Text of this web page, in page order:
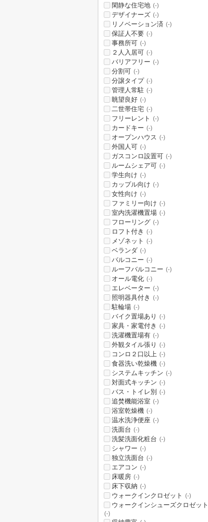
閑静な住宅地 (-)
デザイナーズ (-)
リノベーション済 (-)
保証人不要 (-)
事務所可 (-)
２人入居可 (-)
バリアフリー (-)
分割可 (-)
分譲タイプ (-)
管理人常駐 (-)
眺望良好 (-)
二世帯住宅 (-)
フリーレント (-)
カードキー (-)
オープンハウス (-)
外国人可 (-)
ガスコンロ設置可 (-)
ルームシェア可 (-)
学生向け (-)
カップル向け (-)
女性向け (-)
ファミリー向け (-)
室内洗濯機置場 (-)
フローリング (-)
ロフト付き (-)
メゾネット (-)
ベランダ (-)
バルコニー (-)
ルーフバルコニー (-)
オール電化 (-)
エレベーター (-)
照明器具付き (-)
駐輪場 (-)
バイク置場あり (-)
家具・家電付き (-)
洗濯機置場有 (-)
外観タイル張り (-)
コンロ２口以上 (-)
食器洗い乾燥機 (-)
システムキッチン (-)
対面式キッチン (-)
バス・トイレ別 (-)
追焚機能浴室 (-)
浴室乾燥機 (-)
温水洗浄便座 (-)
洗面台 (-)
洗髪洗面化粧台 (-)
シャワー (-)
独立洗面台 (-)
エアコン (-)
床暖房 (-)
床下収納 (-)
ウォークインクロゼット (-)
ウォークインシューズクロゼット
(-)